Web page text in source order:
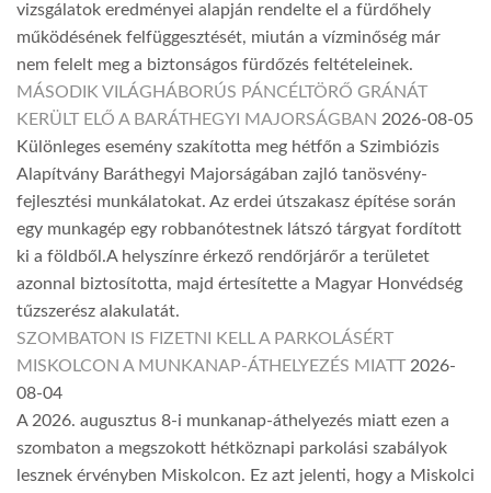
vizsgálatok eredményei alapján rendelte el a fürdőhely
működésének felfüggesztését, miután a vízminőség már
nem felelt meg a biztonságos fürdőzés feltételeinek.
MÁSODIK VILÁGHÁBORÚS PÁNCÉLTÖRŐ GRÁNÁT
KERÜLT ELŐ A BARÁTHEGYI MAJORSÁGBAN 2026-08-05
Különleges esemény szakította meg hétfőn a Szimbiózis
Alapítvány Baráthegyi Majorságában zajló tanösvény-
fejlesztési munkálatokat. Az erdei útszakasz építése során
egy munkagép egy robbanótestnek látszó tárgyat fordított
ki a földből.A helyszínre érkező rendőrjárőr a területet
azonnal biztosította, majd értesítette a Magyar Honvédség
tűzszerész alakulatát.
SZOMBATON IS FIZETNI KELL A PARKOLÁSÉRT
MISKOLCON A MUNKANAP-ÁTHELYEZÉS MIATT 2026-
08-04
A 2026. augusztus 8-i munkanap-áthelyezés miatt ezen a
szombaton a megszokott hétköznapi parkolási szabályok
lesznek érvényben Miskolcon. Ez azt jelenti, hogy a Miskolci